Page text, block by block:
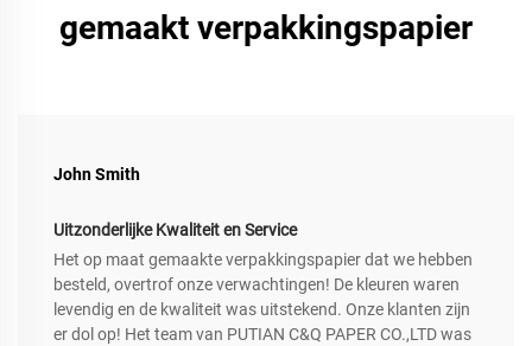
gemaakt verpakkingspapier
John Smith
Uitzonderlijke Kwaliteit en Service
Het op maat gemaakte verpakkingspapier dat we hebben
besteld, overtrof onze verwachtingen! De kleuren waren
levendig en de kwaliteit was uitstekend. Onze klanten zijn
er dol op! Het team van PUTIAN C&Q PAPER CO.,LTD was